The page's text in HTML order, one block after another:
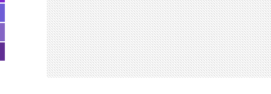
LUXO E GLAMOUR
PARQUES TEMÁTICOS
FIQUE LIGADO